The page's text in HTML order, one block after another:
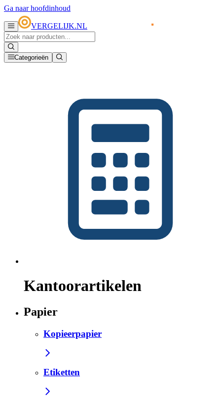
Ga naar hoofdinhoud
VERGELIJK.NL
Categorieën
Kantoorartikelen
Papier
Kopieerpapier
Etiketten